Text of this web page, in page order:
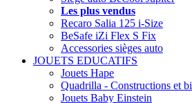
Les plus vendus
Recaro Salia 125 i-Size
BeSafe iZi Flex S Fix
Accessories sièges auto
JOUETS EDUCATIFS
Jouets Hape
Quadrilla - Constructions et
Jouets Baby Einstein